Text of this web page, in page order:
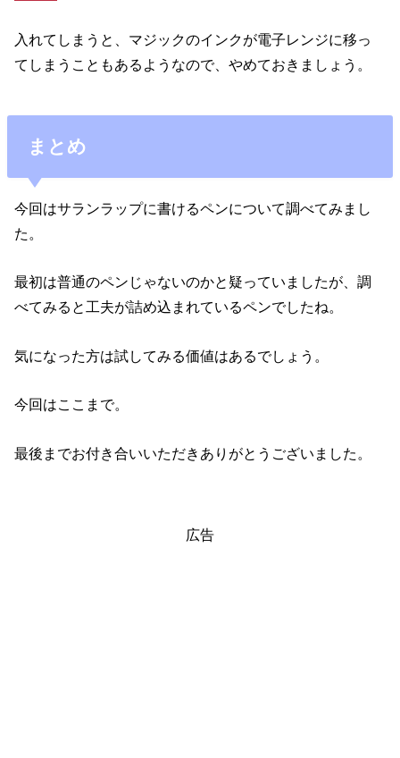
入れてしまうと、マジックのインクが電子レンジに移っ
てしまうこともあるようなので、やめておきましょう。
まとめ
今回はサランラップに書けるペンについて調べてみまし
た。
最初は普通のペンじゃないのかと疑っていましたが、調
べてみると工夫が詰め込まれているペンでしたね。
気になった方は試してみる価値はあるでしょう。
今回はここまで。
最後までお付き合いいただきありがとうございました。
広告